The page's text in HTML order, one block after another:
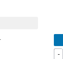
-